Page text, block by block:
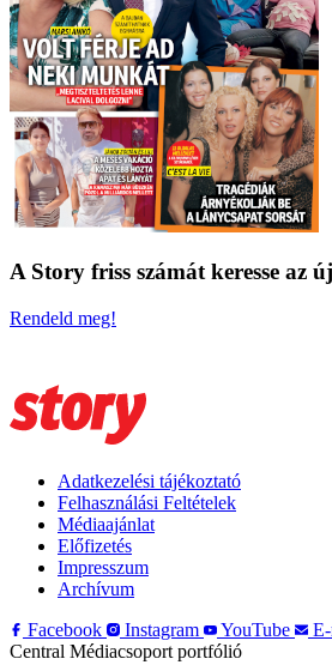
A Story friss számát keresse az
Rendeld meg!
Adatkezelési tájékoztató
Felhasználási Feltételek
Médiaajánlat
Előfizetés
Impresszum
Archívum
Facebook
Instagram YouTube
Central Médiacsoport portfólió